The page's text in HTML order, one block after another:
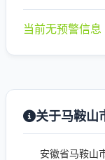
当前无预警信息
关于马鞍山
安徽省马鞍山市